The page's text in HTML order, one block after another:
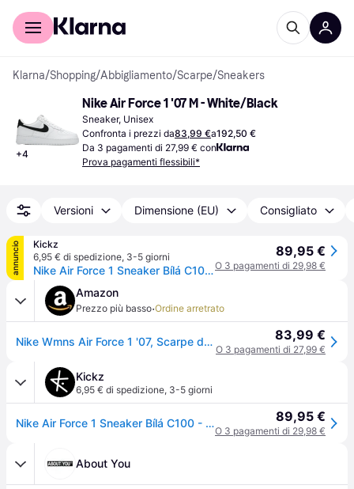
Per il tuo shopping
Klarna/Shopping/Abbigliamento/Scarpe/Sneakers
+4
Nike Air Force 1 '07 M - White/Black
Sneaker, Unisex
Confronta i prezzi da83,99 €a192,50 €
Da 3 pagamenti di 27,99 € con
Prova pagamenti flessibili*
Versioni Dimensione (EU) Consigliato
annuncio
Kickz
6,95 € di spedizione, 3-5 giorni
Nike Air Force 1 Sneaker Bílá C100 - white - 52,5
89,95 €
O 3 pagamenti di 29,98 €
Amazon
Prezzo più basso·Ordine arretrato
Nike Wmns Air Force 1 '07, Scarpe da Basket Donna, White Black White, 43 EU 83,99 €
O 3 pagamenti di 27,99 €
Kickz
6,95 € di spedizione, 3-5 giorni
Nike Air Force 1 Sneaker Bílá C100 - white - 52,5 89,95 €
O 3 pagamenti di 29,98 €
About You